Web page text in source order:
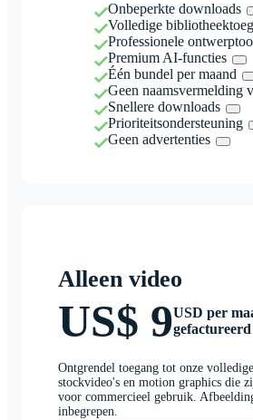
Onbeperkte downloads
Volledige
Professionele
Premium AI-functies
Één bundel per maand
Geen naamsvermelding
Snellere downloads
Prioriteitsondersteuning
Geen advertenties
Alleen video
US$ 9USD per
gefactureerd
Ontgrendel toegang tot onze
stockvideo's en motion graphics die
voor commercieel gebruik.
inbegrepen.